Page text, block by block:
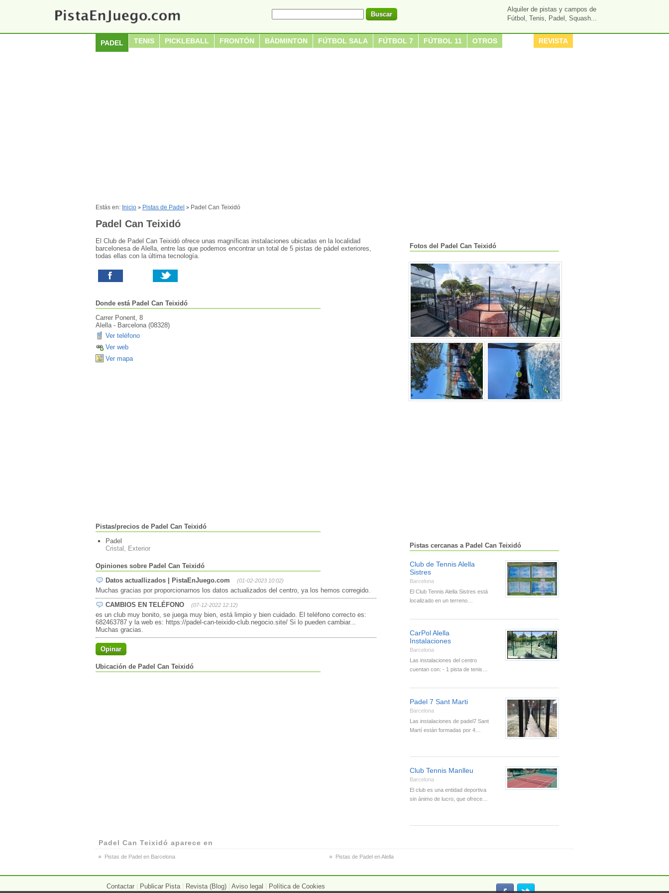
Alquiler de pistas y campos de
Fútbol, Tenis, Padel, Squash...
PADEL TENIS PICKLEBALL FRONTÓN BÁDMINTON FÚTBOL SALA FÚTBOL 7 FÚTBOL 11 OTROS REVISTA
Estás en: Inicio > Pistas de Padel > Padel Can Teixidó
Padel Can Teixidó
El Club de Padel Can Teixidó ofrece unas magníficas instalaciones ubicadas en la localidad
barcelonesa de Alella, entre las que podemos encontrar un total de 5 pistas de pádel exteriores,
todas ellas con la última tecnología.
Donde está Padel Can Teixidó
Carrer Ponent, 8
Alella- Barcelona(08328)
Ver teléfono
Ver web
Ver mapa
Pistas/precios de Padel Can Teixidó
Padel
Cristal, Exterior
Opiniones sobre Padel Can Teixidó
Datos actuallizados | PistaEnJuego.com
(01-02-2023 10:02)
Muchas gracias por proporcionarnos los datos actualizados del centro, ya los hemos corregido.
CAMBIOS EN TELÉFONO
(07-12-2022 12:12)
es un club muy bonito, se juega muy bien, está limpio y bien cuidado. El teléfono correcto es:
682463787 y la web es: https://padel-can-teixido-club.negocio.site/ Si lo pueden cambiar...
Muchas gracias.
Opinar
Ubicación de Padel Can Teixidó
Fotos del Padel Can Teixidó
Pistas cercanas a Padel Can Teixidó
Club de Tennis Alella
Sistres
Barcelona
El Club Tennis Alella Sistres está
localizado en un terreno…
CarPol Alella
Instalaciones
Barcelona
Las instalaciones del centro
cuentan con: - 1 pista de tenis…
Padel 7 Sant Marti
Barcelona
Las instalaciones de padel7 Sant
Martí están formadas por 4…
Club Tennis Manlleu
Barcelona
El club es una entidad deportiva
sin ánimo de lucro, que ofrece…
Padel Can Teixidó aparece en
Pistas de Padel en Barcelona Pistas de Padel en Alella
Contactar Publicar Pista Revista (Blog) Aviso legal Política de Cookies